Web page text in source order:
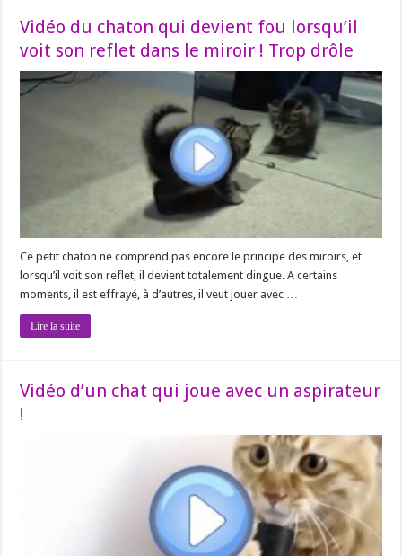
Vidéo du chaton qui devient fou lorsqu’il
voit son reflet dans le miroir ! Trop drôle
Ce petit chaton ne comprend pas encore le principe des miroirs, et
lorsqu’il voit son reflet, il devient totalement dingue. A certains
moments, il est effrayé, à d’autres, il veut jouer avec …
Lire la suite
Vidéo d’un chat qui joue avec un aspirateur
!